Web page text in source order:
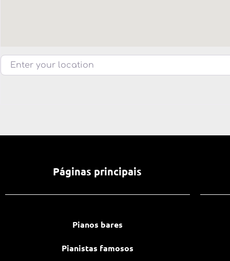
Enter your location
Páginas principais
Pianos bares
Pianistas famosos